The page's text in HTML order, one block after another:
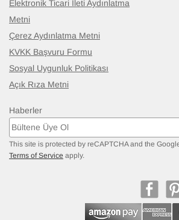
Elektronik Ticari İleti Aydınlatma
Metni
Çerez Aydınlatma Metni
KVKK Başvuru Formu
Sosyal Uygunluk Politikası
Açık Rıza Metni
Haberler
This site is protected by reCAPTCHA and the
Terms of Service apply.